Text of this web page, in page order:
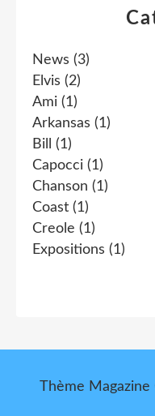
News (3)
Elvis (2)
Ami (1)
Arkansas (1)
Bill
(1)
Capocci (1)
Chanson (1)
Coast (1)
Creole (1)
Expositions (1)
Thème